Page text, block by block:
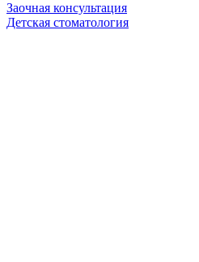
Заочная консультация
Детская стоматология